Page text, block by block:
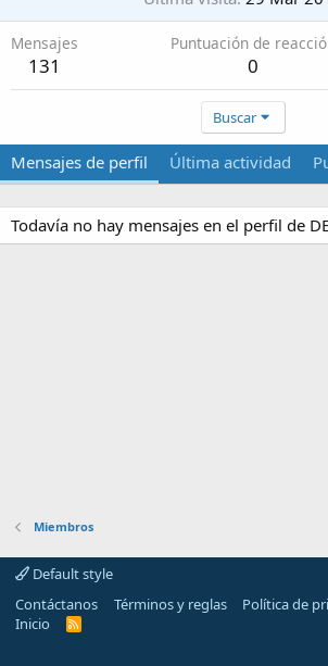
Mensajes
131
Puntuación de
0
Buscar
Mensajes de perfil Última actividad
Todavía no hay mensajes en el perfil de
Miembros
Default style
Contáctanos
Términos y reglas Política de
Inicio
R